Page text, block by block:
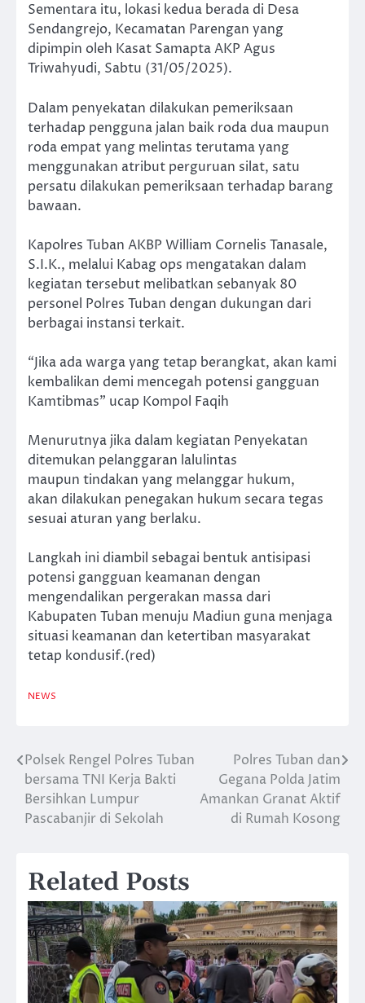
Sementara itu, lokasi kedua berada di Desa
Sendangrejo, Kecamatan Parengan yang
dipimpin oleh Kasat Samapta AKP Agus
Triwahyudi, Sabtu (31/05/2025).
Dalam penyekatan dilakukan pemeriksaan
terhadap pengguna jalan baik roda dua maupun
roda empat yang melintas terutama yang
menggunakan atribut perguruan silat, satu
persatu dilakukan pemeriksaan terhadap barang
bawaan.
Kapolres Tuban AKBP William Cornelis Tanasale,
S.I.K., melalui Kabag ops mengatakan dalam
kegiatan tersebut melibatkan sebanyak 80
personel Polres Tuban dengan dukungan dari
berbagai instansi terkait.
“Jika ada warga yang tetap berangkat, akan kami
kembalikan demi mencegah potensi gangguan
Kamtibmas” ucap Kompol Faqih
Menurutnya jika dalam kegiatan Penyekatan
ditemukan pelanggaran lalulintas
maupun tindakan yang melanggar hukum,
akan dilakukan penegakan hukum secara tegas
sesuai aturan yang berlaku.
Langkah ini diambil sebagai bentuk antisipasi
potensi gangguan keamanan dengan
mengendalikan pergerakan massa dari
Kabupaten Tuban menuju Madiun guna menjaga
situasi keamanan dan ketertiban masyarakat
tetap kondusif.(red)
NEWS
Navigasi
pos
Polsek Rengel Polres Tuban
bersama TNI Kerja Bakti
Bersihkan Lumpur
Pascabanjir di Sekolah
Polres Tuban dan
Gegana Polda Jatim
Amankan Granat Aktif
di Rumah Kosong
Related Posts